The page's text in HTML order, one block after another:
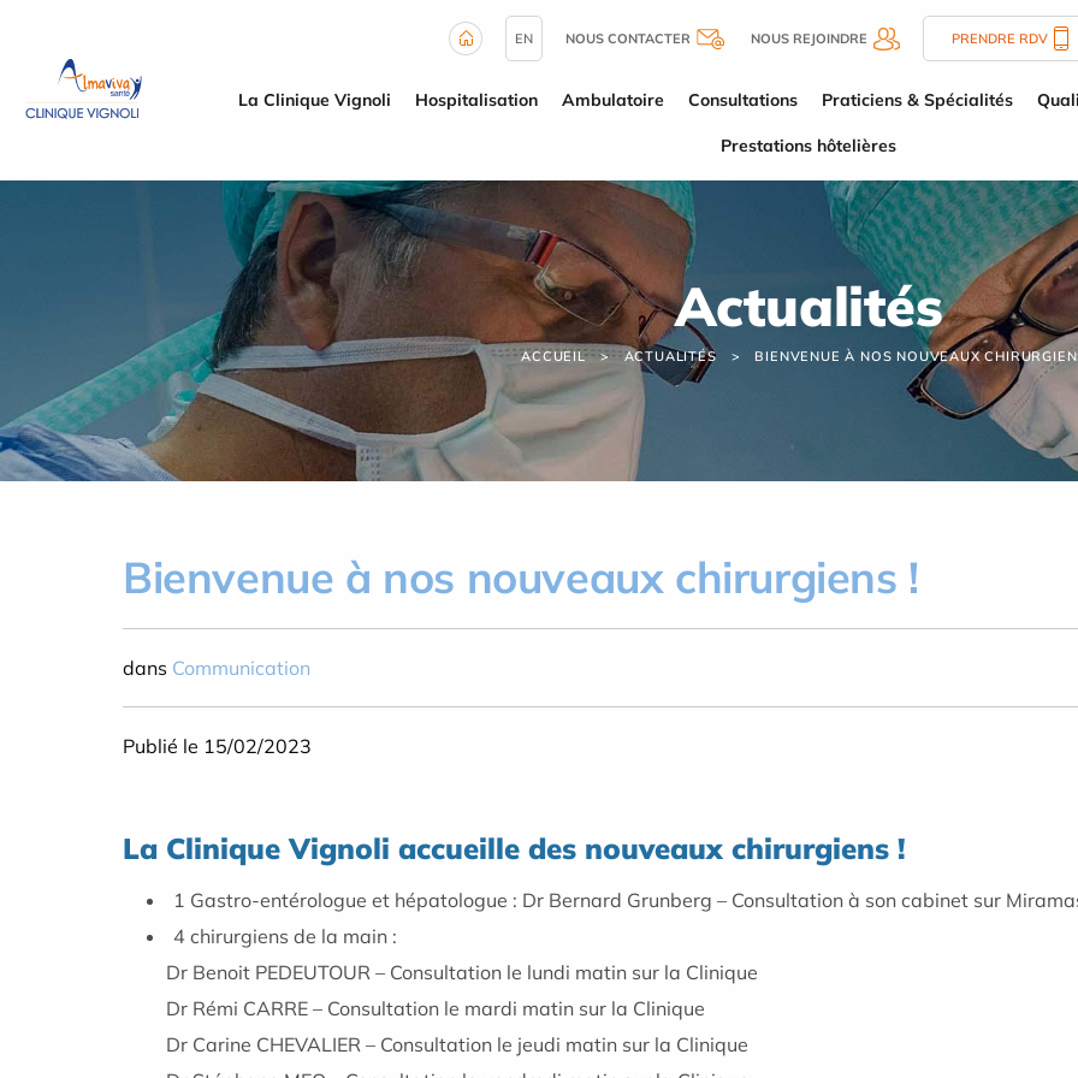
EN NOUS CONTACTER NOUS REJOINDRE PRENDRE RDV
La Clinique Vignoli Hospitalisation Ambulatoire Consultations Praticiens & Spécialités
Prestations hôtelières
Actualités
ACCUEIL ACTUALITÉS BIENVENUE À NOS NOUVEAUX
Bienvenue à nos nouveaux chirurgiens !
dans Communication
Publié le 15/02/2023
La Clinique Vignoli accueille des nouveaux chirurgiens !
1 Gastro-entérologue et hépatologue : Dr Bernard Grunberg – Consultation à son cabinet sur
4 chirurgiens de la main :
Dr Benoit PEDEUTOUR – Consultation le lundi matin sur la Clinique
Dr Rémi CARRE – Consultation le mardi matin sur la Clinique
Dr Carine CHEVALIER – Consultation le jeudi matin sur la Clinique